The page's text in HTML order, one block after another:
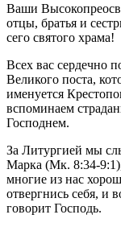
Ваши
отцы, братья и
сего святого храма!
Всех вас сердечно
Великого поста,
именуется
вспоминаем
Господнем.
За Литургией мы
Марка (Мк. 8:34-9:1),
многие из нас
отвергнись себя, и
говорит Господь.